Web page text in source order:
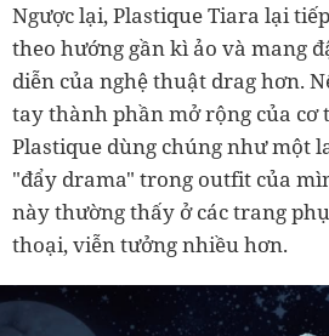
Ngược lại, Plastique Tiara lại
theo hướng gần kì ảo và mang
diễn của nghệ thuật drag hơn.
tay thành phần mở rộng của cơ
Plastique dùng chúng như một
"đẩy drama" trong outfit của
này thường thấy ở các trang
thoại, viễn tưởng nhiều hơn.